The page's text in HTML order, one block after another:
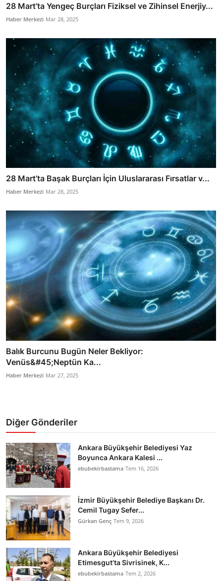
28 Mart’ta Yengeç Burçları Fiziksel ve Zihinsel Enerjiy...
Haber Merkezi Mar 28, 2025
28 Mart’ta Başak Burçları İçin Uluslararası Fırsatlar v...
Haber Merkezi Mar 28, 2025
Balık Burcunu Bugün Neler Bekliyor:
Venüs&#45;Neptün Ka...
Haber Merkezi Mar 27, 2025
Diğer Gönderiler
Ankara Büyükşehir Belediyesi Yaz
Boyunca Ankara Kalesi ...
ebubekirbastama Tem 16, 2026
İzmir Büyükşehir Belediye Başkanı Dr.
Cemil Tugay Sefer...
Gürkan Genç Tem 9, 2026
Ankara Büyükşehir Belediyesi
Etimesgut’ta Sivrisinek, K...
ebubekirbastama Tem 2, 2026